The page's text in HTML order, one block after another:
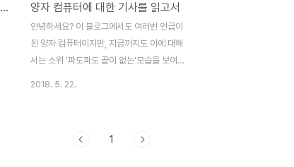
컴퓨터에서 물리적인 방법의 변수 생성 방법 양자 컴퓨터에 대한 기사를 읽고서
안녕하세요? 이 블로그에서도 여러번 언급이
된 양자 컴퓨터이지만, 지금까지도 이에 대해
서는 소위 '파도파도 끝이 없는'모습을 보여
들었기에, 이번 포스팅에서 한번 리뷰해 보고
2018. 5. 22.
1